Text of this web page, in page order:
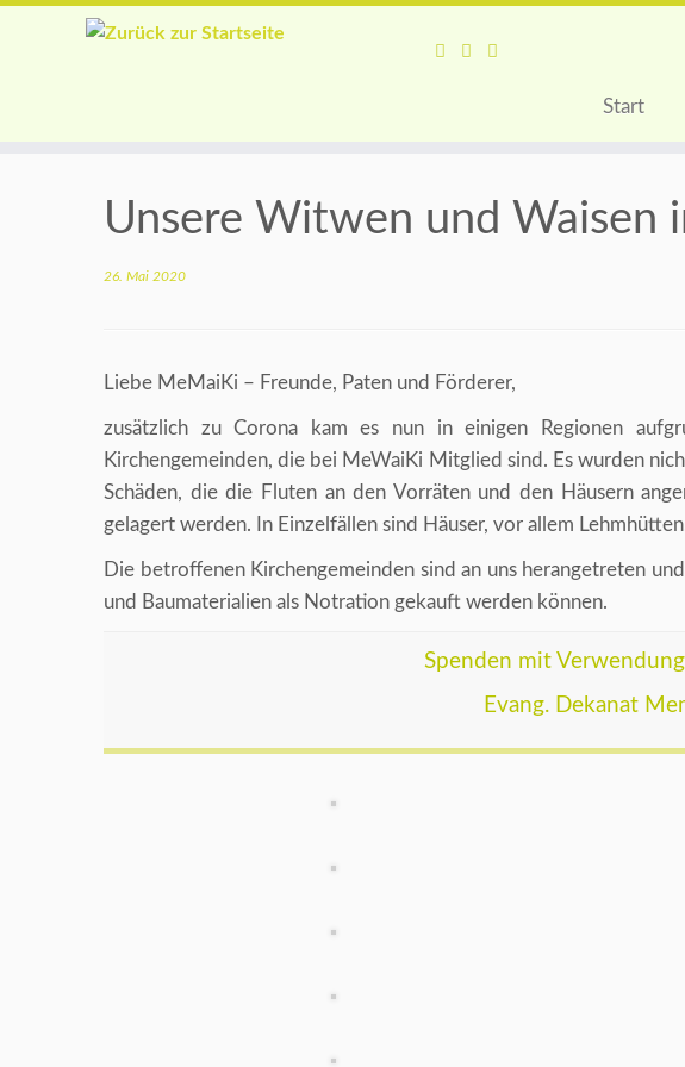
Start
Unsere Witwen und Waisen
26. Mai 2020
Liebe MeMaiKi – Freunde, Paten und Förderer,
zusätzlich zu Corona kam es nun in einigen Regionen
Kirchengemeinden, die bei MeWaiKi Mitglied sind. Es wurden
Schäden, die die Fluten an den Vorräten und den Häusern
gelagert werden. In Einzelfällen sind Häuser, vor allem
Die betroffenen Kirchengemeinden sind an uns herangetreten
und Baumaterialien als Notration gekauft werden können.
Spenden mit
Evang. Dekanat